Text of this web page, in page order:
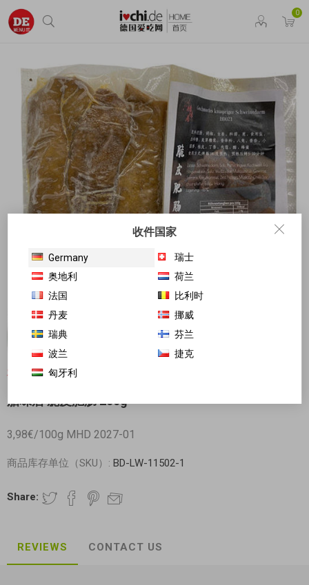
0
对不起-这个产品已经不再提供
腊味居 脆皮肥肠 250g
3,98€/100g MHD 2027-01
商品库存单位（SKU）: BD-LW-11502-1
Share:
REVIEWS CONTACT US
收件国家
Germany
瑞士
奥地利
荷兰
法国
比利时
丹麦
挪威
瑞典
芬兰
波兰
捷克
匈牙利